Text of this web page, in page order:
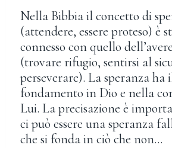
Nella Bibbia il concetto di
(attendere, essere proteso) è
connesso con quello
(trovare rifugio, sentirsi al
perseverare). La speranza ha
fondamento in Dio e nella
Lui. La precisazione è
ci può essere una speranza
che si fonda in ciò che non…